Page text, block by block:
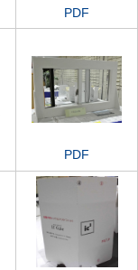
PDF
PDF